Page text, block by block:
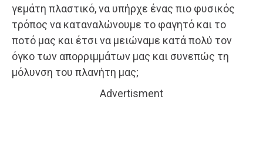
γεμάτη πλαστικό, να υπήρχε ένας πιο φυσικός
τρόπος να καταναλώνουμε το φαγητό και το
ποτό μας και έτσι να μειώναμε κατά πολύ τον
όγκο των απορριμμάτων μας και συνεπώς τη
μόλυνση του πλανήτη μας;
Advertisment